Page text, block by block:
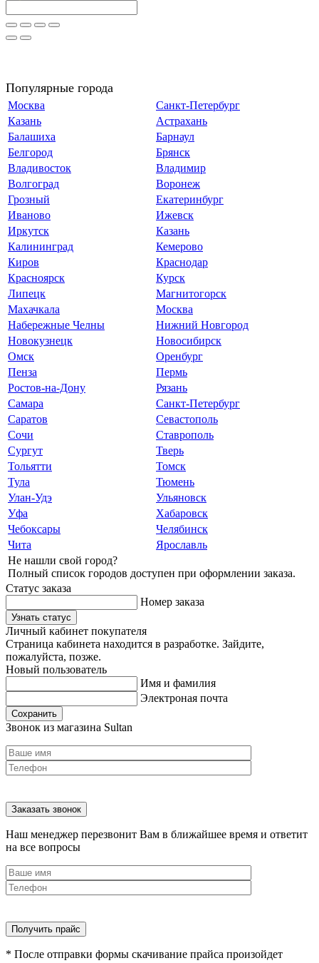
Популярные города
Москва
Санкт-Петербург
Казань
Астрахань
Балашиха
Барнаул
Белгород
Брянск
Владивосток
Владимир
Волгоград
Воронеж
Грозный
Екатеринбург
Иваново
Ижевск
Иркутск
Казань
Калининград
Кемерово
Киров
Краснодар
Красноярск
Курск
Липецк
Магнитогорск
Махачкала
Москва
Набережные Челны
Нижний Новгород
Новокузнецк
Новосибирск
Омск
Оренбург
Пенза
Пермь
Ростов-на-Дону
Рязань
Самара
Санкт-Петербург
Саратов
Севастополь
Сочи
Ставрополь
Сургут
Тверь
Тольятти
Томск
Тула
Тюмень
Улан-Удэ
Ульяновск
Уфа
Хабаровск
Чебоксары
Челябинск
Чита
Ярославль
Не нашли свой город?
Полный список городов доступен при оформлении заказа.
Статус заказа
Номер заказа
Узнать статус
Личный кабинет покупателя
Страница кабинета находится в разработке. Зайдите,
пожалуйста, позже.
Новый пользователь
Имя и фамилия
Электроная почта
Сохранить
Звонок из магазина Sultan
Наш менеджер перезвонит Вам в ближайшее время и ответит
на все вопросы
* После отправки формы скачивание прайса произойдет